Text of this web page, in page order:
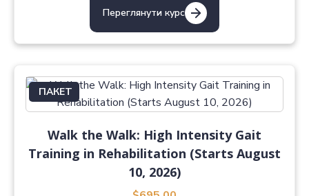
Переглянути курс
ПАКЕТ
Walk the Walk: High Intensity Gait
Training in Rehabilitation (Starts August
10, 2026)